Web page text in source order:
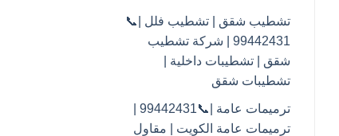
تشطيب شقق | تشطيب فلل |📞
99442431 | شركة تشطيب
شقق | تشطيبات داخلية |
تشطيبات شقق
ترميمات عامة الكويت | مقاول